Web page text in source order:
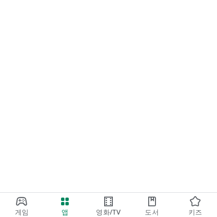
게임 앱 영화/TV 도서 키즈